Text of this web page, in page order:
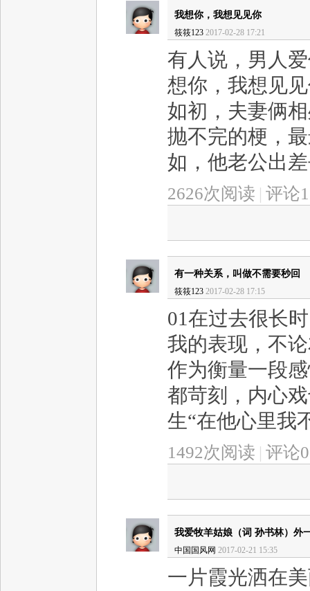
我想你，我想见见你
筱筱123 2017-02-28 17:21
有人说，男人
想你，我想见
如初，夫妻俩
抛不完的梗，
如，他老公出
2626次阅读 | 评论1
有一种关系，叫做不需要秒回
筱筱123 2017-02-28 17:15
01在过去很长
我的表现，不
作为衡量一段
都苛刻，内心
生“在他心里我
1492次阅读 | 评论0
我爱牧羊姑娘（词 孙书林）外
中国国风网 2017-02-21 15:35
一片霞光洒在